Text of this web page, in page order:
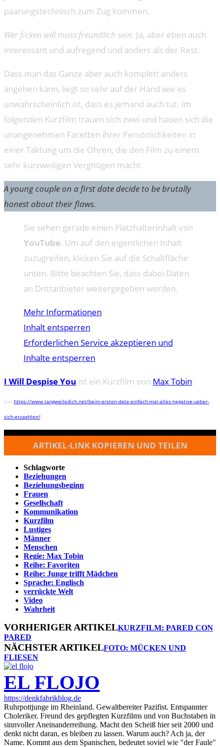
paarungstechnisch zum Zug kommen.
Wer ficken will muss freundlich sein. Ja, aber eben auch
interessant und aufregend und anders als der Rest.
Dass man das Ganze aber auch komplett anders
angehen kann, liegt so sehr auf der Hand wie es
unwahrscheinlich ist, dass es jemand auch tut. Im
folgenden Kurzfilm trauen sich zwei und hauen sich die
unangenehmen Facetten ihrer Persönlichkeiten in
einer Taktung um die Ohren, die den Film zu einem
sehr kurzweiligen Vergnügen macht.
A young couple on a first date decide to be brutally
honest about their flaws.
Sie sehen gerade einen Platzhalterinhalt von
YouTube. Um auf den eigentlichen Inhalt
zuzugreifen, klicken Sie auf die Schaltfläche
unten. Bitte beachten Sie, dass dabei Daten
an Drittanbieter weitergegeben werden.
Mehr Informationen
Inhalt entsperren
Erforderlichen Service akzeptieren und
Inhalte entsperren
I Will Despise You ist ein Kurzfilm von Max Tobin.
(via https://www.langweiledich.net/beim-ersten-date-einfach-mal-alles-negative-ueber-
sich-erzaehlen/)
ARTIKEL-LINK KOPIEREN UND TEILEN
Schlagworte
Beziehungen
Beziehungsbeginn
Frauen
Gesellschaft
Kommunikation
Kurzfilm
Lustiges
Männer
Menschen
Regie: Max Tobin
Reihe: Favoriten
Reihe: Junge trifft Mädchen
Sprache: Englisch
verrückte Welt
Video
Wahrheit
VORHERIGER ARTIKELKURZFILM: PARED CON
PARED
NÄCHSTER ARTIKELFOTO: MÜCKEN UND
FLIESEN
EL FLOJO
https://denkfabrikblog.de
Ruhrpottjunge im Rheinland. Gewaltbereiter Pazifist. Entspannter
Choleriker. Freund des gepflegten Kurzfilms und von Buchstaben in
sinnvoller Aneinanderreihung. Macht den Scheiß hier seit 2000 und
denkt nicht daran, es bleiben zu lassen. Warum auch? Ach ja, der
Name. Kommt aus dem Spanischen, bedeutet soviel wie "der Faule"